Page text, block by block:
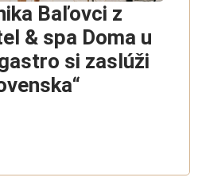
Baľovci z
& spa Doma u
si zaslúži